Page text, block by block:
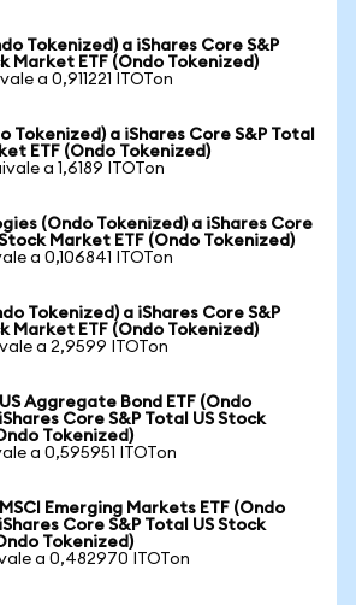
Tokenized) a iShares Core S&P
Market ETF (Ondo Tokenized)
a 0,911221 ITOTon
Tokenized) a iShares Core S&P Total
ETF (Ondo Tokenized)
a 1,6189 ITOTon
(Ondo Tokenized) a iShares Core
Market ETF (Ondo Tokenized)
a 0,106841 ITOTon
Tokenized) a iShares Core S&P
Market ETF (Ondo Tokenized)
a 2,9599 ITOTon
Aggregate Bond ETF (Ondo
Core S&P Total US Stock
Tokenized)
a 0,595951 ITOTon
Emerging Markets ETF (Ondo
Core S&P Total US Stock
Tokenized)
a 0,482970 ITOTon